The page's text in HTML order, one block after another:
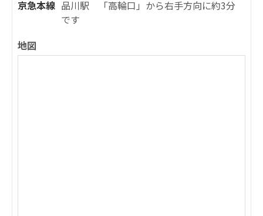
京急本線 品川駅 「高輪口」から右手方向に約3分
です
地図